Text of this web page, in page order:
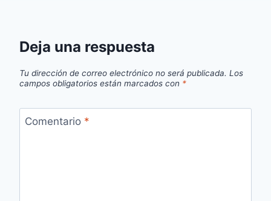
Deja una respuesta
Tu dirección de correo electrónico no será publicada. Los
campos obligatorios están marcados con *
Comentario *